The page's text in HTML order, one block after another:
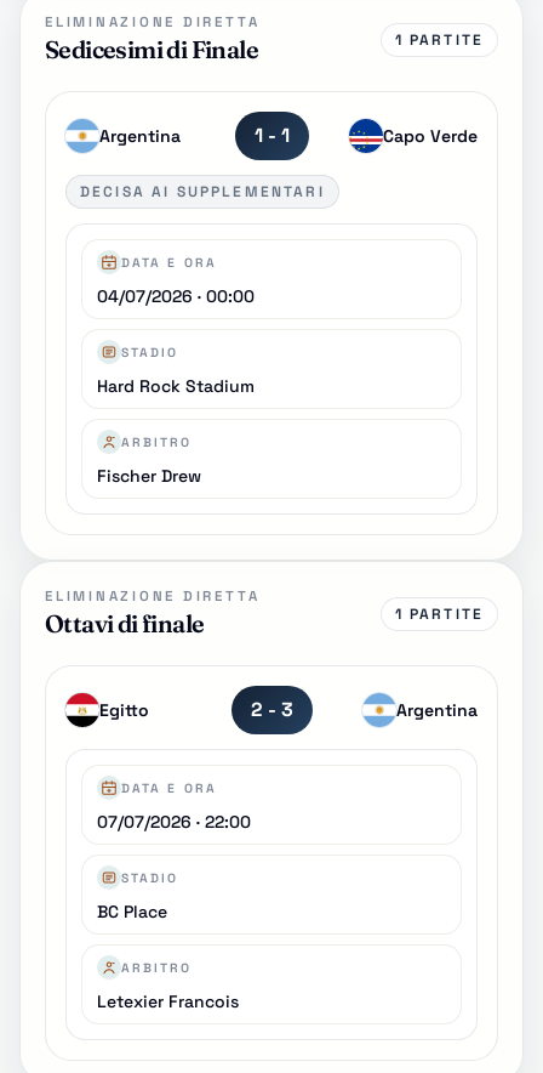
ELIMINAZIONE DIRETTA
Sedicesimi di Finale 1 PARTITE
Argentina 1 - 1 Capo Verde
DECISA AI SUPPLEMENTARI
DATA E ORA
04/07/2026 · 00:00
STADIO
Hard Rock Stadium
ARBITRO
Fischer Drew
ELIMINAZIONE DIRETTA
Ottavi di finale 1 PARTITE
Egitto 2 - 3 Argentina
DATA E ORA
07/07/2026 · 22:00
STADIO
BC Place
ARBITRO
Letexier Francois